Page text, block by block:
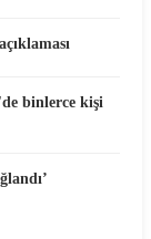
binlerce kişi